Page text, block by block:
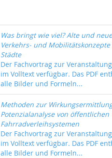
Was bringt wie viel? Alte und neue
Verkehrs- und
Städte
Der Fachvortrag zur
im Volltext verfügbar. Das PDF
alle Bilder und Formeln...
Methoden zur
Potenzialanalyse von öffentlichen
Fahrradverleihsystemen
Der Fachvortrag zur
im Volltext verfügbar. Das PDF
alle Bilder und Formeln...